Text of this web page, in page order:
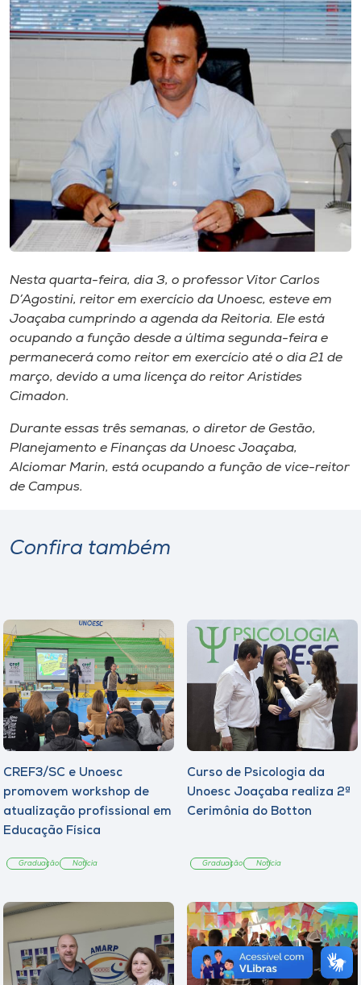
Cultura
Editora
Rádio
Unoesc
Store
o idioma
Nesta quarta-feira, dia 3, o professor Vitor Carlos
D’Agostini, reitor em exercício da Unoesc, esteve em
Joaçaba cumprindo a agenda da Reitoria. Ele está
ocupando a função desde a última segunda-feira e
permanecerá como reitor em exercício até o dia 21 de
março, devido a uma licença do reitor Aristides
Cimadon.
Durante essas três semanas, o diretor de Gestão,
Planejamento e Finanças da Unoesc Joaçaba,
Alciomar Marin, está ocupando a função de vice-reitor
de Campus.
Confira também
CREF3/SC e Unoesc
promovem workshop de
atualização profissional em
Educação Física
Graduação Notícia
Curso de Psicologia da
Unoesc Joaçaba realiza 2ª
Cerimônia do Botton
Graduação Notícia